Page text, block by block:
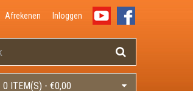
Afrekenen Inloggen
0 ITEM(S) - €0,00